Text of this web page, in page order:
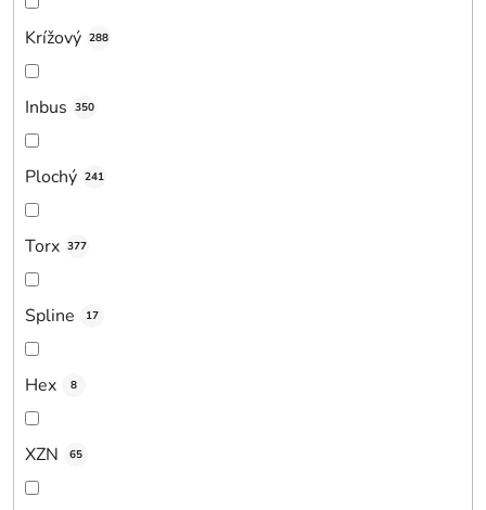
Krížový 288
Inbus 350
Plochý 241
Torx 377
Spline 17
Hex 8
XZN 65